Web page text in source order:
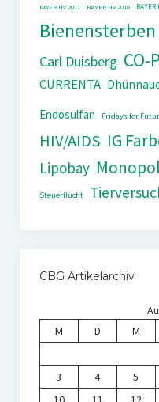
BAYER HV 2011 BAYER HV 2018
Bienensterben
Carl Duisberg
CURRENTA
Endosulfan
Fridays for
HIV/AIDS IG
Lipobay Monopol
Steuerflucht
CBG Artikelarchiv
M
D M
3
4 5